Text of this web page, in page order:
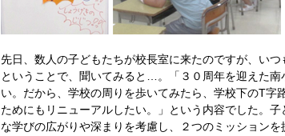
先日、数人の子どもたちが校長室に来たのですが、い
ということで、聞いてみると…。「３０周年を迎えた
い。だから、学校の周りを歩いてみたら、学校下のT
ためにもリニューアルしたい。」という内容でした。
な学びの広がりや深まりを考慮し、２つのミッション